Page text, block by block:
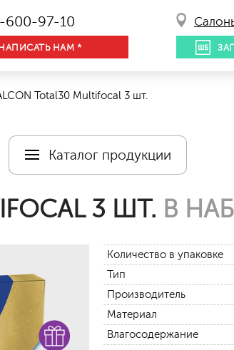
600-97-10
НАМ *
Total30 Multifocal 3 шт.
Каталог продукции
3 ШТ. В
Количество в упаковке
Тип
Производитель
Материал
Влагосодержание